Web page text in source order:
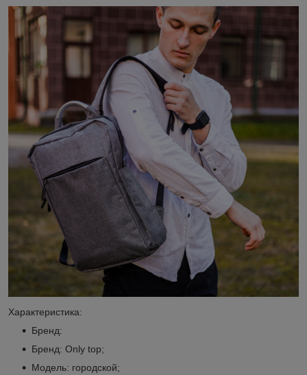
Характеристика:
Бренд:
Бренд: Оnly top;
Модель: городской;